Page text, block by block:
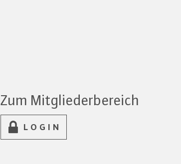
Zum Mitgliederbereich
LOGIN